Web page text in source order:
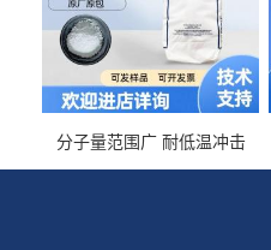
分子量范围广 耐低温冲击
SEBS G1650MU 美国科腾 增